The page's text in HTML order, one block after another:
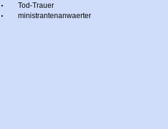
Tod-Trauer
ministrantenanwaerter